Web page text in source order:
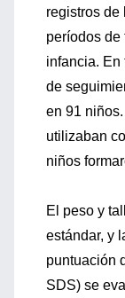
registros de
períodos de
infancia. En
de
en 91
utilizaban
niños
El peso y
estándar, y
puntuación
SDS) se